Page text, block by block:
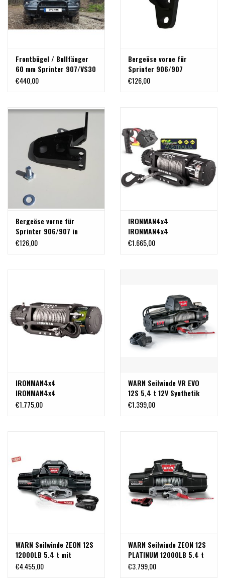
Frontbügel / Bullfänger
60 mm Sprinter 907/VS30
ab 06/2018 in Version
€440,00
Bergeöse vorne für
Sprinter 906/907
€126,00
Bergeöse vorne für
Sprinter 906/907 in
Kombination mit den
€126,00
IRONMAN4x4
IRONMAN4x4
Monsterwinch 4,3 T
€1.665,00
IRONMAN4x4
IRONMAN4x4
Monsterwinch Seilwinde
€1.775,00
WARN Seilwinde VR EVO
12S 5,4 t 12V Synthetik
Seil 27.4M / 9.5MM
€1.399,00
WARN Seilwinde ZEON 12S
12000LB 5.4 t mit
Spydura Kunststoffseil
€4.455,00
WARN Seilwinde ZEON 12S
PLATINUM 12000LB 5.4 t
mit Spydura
€3.799,00